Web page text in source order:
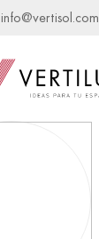
info@vertisol.com